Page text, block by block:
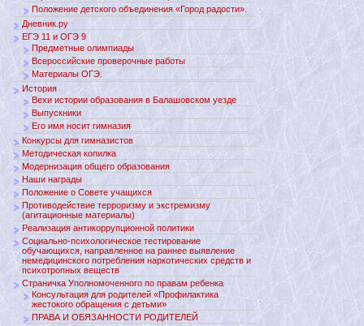
Положение детского объединения «Город радости».
Дневник.ру
ЕГЭ 11 и ОГЭ 9
Предметные олимпиады
Всероссийские проверочные работы
Материалы ОГЭ.
История
Вехи истории образования в Балашовском уезде
Выпускники
Его имя носит гимназия
Конкурсы для гимназистов
Методическая копилка
Модернизация общего образования
Наши награды
Положение о Совете учащихся
Противодействие терроризму и экстремизму
(агитационные материалы)
Реализация антикоррупционной политики
Социально-психологическое тестирование
обучающихся, направленное на раннее выявление
немедицинского потребления наркотических средств и
психотропных веществ
Страничка Уполномоченного по правам ребенка
Консультация для родителей «Профилактика
жестокого обращения с детьми»
ПРАВА И ОБЯЗАННОСТИ РОДИТЕЛЕЙ